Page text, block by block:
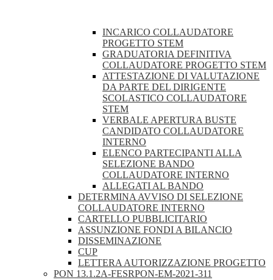
INCARICO COLLAUDATORE
PROGETTO STEM
GRADUATORIA DEFINITIVA
COLLAUDATORE PROGETTO STEM
ATTESTAZIONE DI VALUTAZIONE
DA PARTE DEL DIRIGENTE
SCOLASTICO COLLAUDATORE
STEM
VERBALE APERTURA BUSTE
CANDIDATO COLLAUDATORE
INTERNO
ELENCO PARTECIPANTI ALLA
SELEZIONE BANDO
COLLAUDATORE INTERNO
ALLEGATI AL BANDO
DETERMINA AVVISO DI SELEZIONE
COLLAUDATORE INTERNO
CARTELLO PUBBLICITARIO
ASSUNZIONE FONDI A BILANCIO
DISSEMINAZIONE
CUP
LETTERA AUTORIZZAZIONE PROGETTO
PON 13.1.2A-FESRPON-EM-2021-311